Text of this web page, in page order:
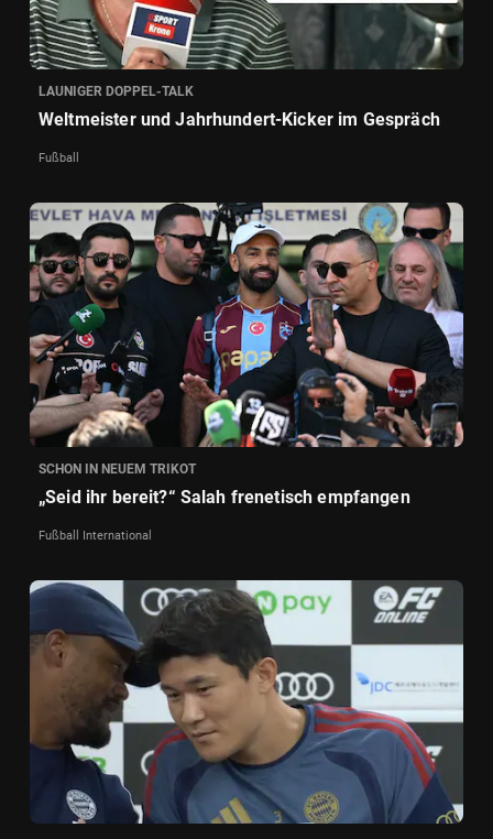
LAUNIGER DOPPEL-TALK
Weltmeister und Jahrhundert-Kicker im Gespräch
Fußball
SCHON IN NEUEM TRIKOT
„Seid ihr bereit?“ Salah frenetisch empfangen
Fußball International